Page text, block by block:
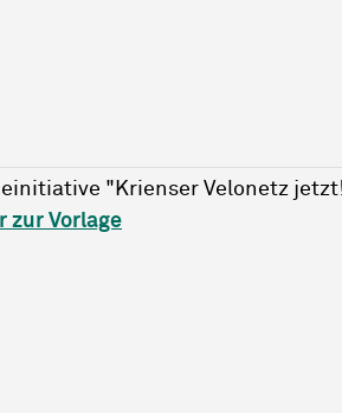
"Krienser Velonetz
zur Vorlage